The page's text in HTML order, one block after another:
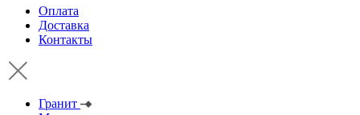
Оплата
Доставка
Контакты
Гранит